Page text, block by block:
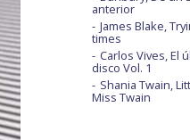
anterior
James Blake,
times
Carlos Vives, El
disco Vol. 1
Shania Twain,
Miss Twain